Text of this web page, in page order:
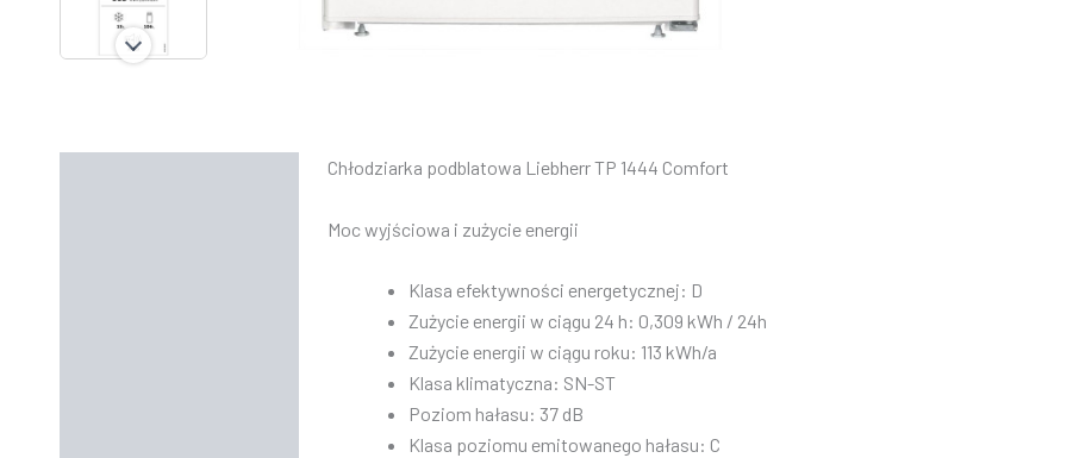
Chłodziarka podblatowa LiebherrTP 1444 Comfort
Moc wyjściowa i zużycie energii
Klasa efektywności energetycznej: D
Zużycie energii w ciągu 24 h: 0,309 kWh / 24h
Zużycie energii w ciągu roku: 113 kWh/a
Klasa klimatyczna: SN-ST
Poziom hałasu: 37 dB
Klasa poziomu emitowanego hałasu: C